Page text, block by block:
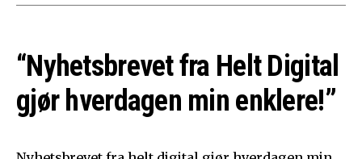
“Nyhetsbrevet fra Helt Digital
gjør hverdagen min enklere!”